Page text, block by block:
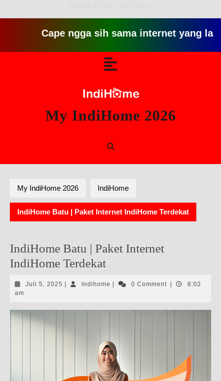
Cape ngga sih sama internet yang
My IndiHome 2026
My IndiHome 2026 IndiHome
IndiHome Batu | Paket Internet IndiHome Terdekat
IndiHome Batu | Paket Internet
IndiHome Terdekat
Juli 5, 2025 Juli
Indihome Indihome0 Comment
8:02
am